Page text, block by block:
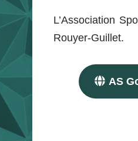
L’Association
Rouyer-Guillet.
AS